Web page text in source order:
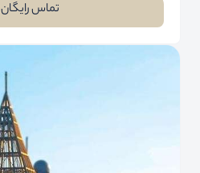
تماس رایگان